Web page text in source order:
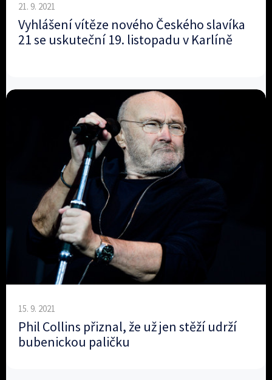
21. 9. 2021
Vyhlášení vítěze nového Českého slavíka
21 se uskuteční 19. listopadu v Karlíně
15. 9. 2021
Phil Collins přiznal, že už jen stěží udrží
bubenickou paličku